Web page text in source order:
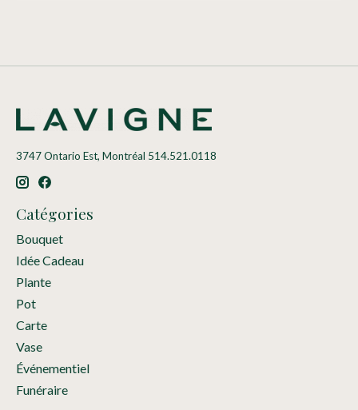
3747 Ontario Est, Montréal 514.521.0118
Catégories
Bouquet
Idée Cadeau
Plante
Pot
Carte
Vase
Événementiel
Funéraire